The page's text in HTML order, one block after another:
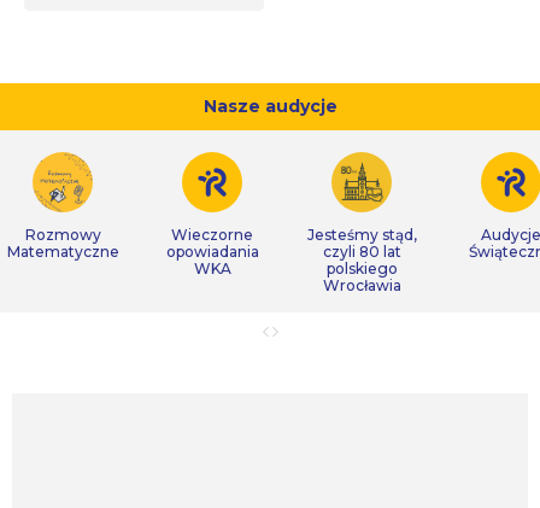
Nasze audycje
Rozmowy
Matematyczne
Wieczorne
opowiadania
WKA
Jesteśmy stąd,
czyli 80 lat
polskiego
Wrocławia
Audycje